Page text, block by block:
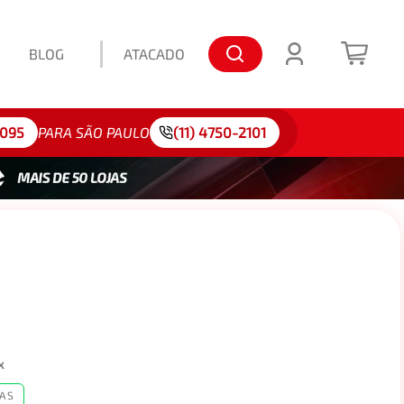
BLOG ATACADO
175/65R15
PARA SÃO PAULO (11) 4750-2101